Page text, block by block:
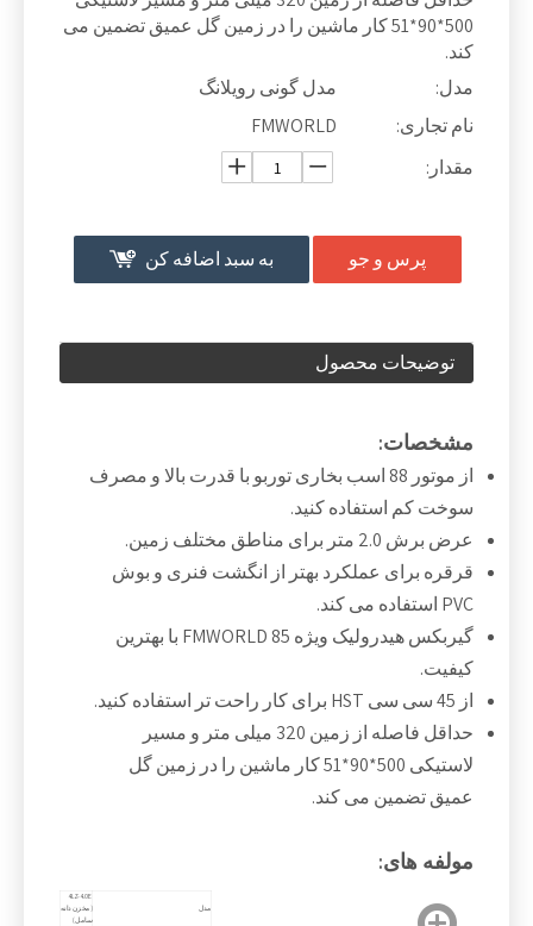
500*90*51 کار ماشین را در زمین گل عمیق تضمین می
کند.
مدل:
مدل گونی رویلانگ
نام تجاری:
FMWORLD
مقدار:
پرس و جو به سبد اضافه کن
توضیحات محصول
مشخصات:
از موتور 88 اسب بخاری توربو با قدرت بالا و مصرف
سوخت کم استفاده کنید.
عرض برش 2.0 متر برای مناطق مختلف زمین.
قرقره برای عملکرد بهتر از انگشت فنری و بوش
PVC استفاده می کند.
گیربکس هیدرولیک ویژه FMWORLD 85 با بهترین
کیفیت.
از 45 سی سی HST برای کار راحت تر استفاده کنید.
حداقل فاصله از زمین 320 میلی متر و مسیر
لاستیکی 500*90*51 کار ماشین را در زمین گل
عمیق تضمین می کند.
مولفه های:
مدل
4LZ-4.0E
(مخزن دانه
سامل)